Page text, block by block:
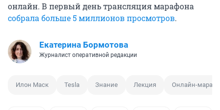
онлайн. В первый день трансляция марафона
собрала больше5 миллионовпросмотров.
Екатерина Бормотова
Журналист оперативной редакции
Илон Маск Tesla Знание Лекция Онлайн-